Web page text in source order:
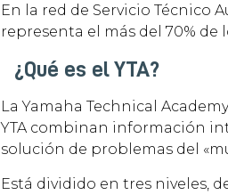
En la red de Servicio Técnico
representa el más del 70%
¿Qué es el YTA?
La Yamaha Technical
YTA combinan información
solución de problemas del
Está dividido en tres niveles,